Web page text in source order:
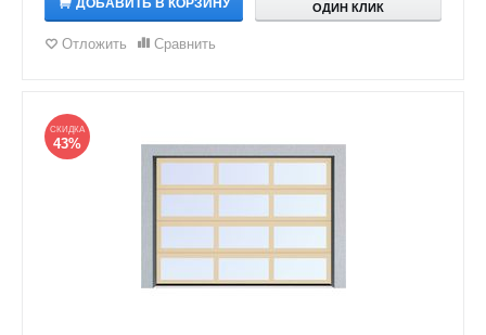
ОДИН КЛИК
Отложить Сравнить
СКИДКА
43%